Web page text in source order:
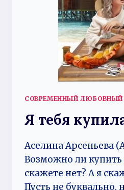
СОВРЕМЕННЫЙ ЛЮБОВНЫЙ
Я тебя
Аселина Арсеньева
Возможно ли
скажете нет? А я
Пусть не буквально,